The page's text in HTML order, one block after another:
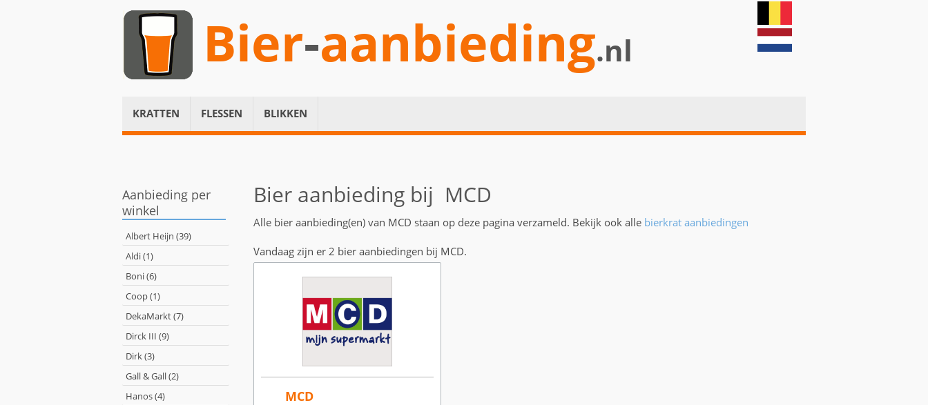
Bier-aanbieding.nl
KRATTEN FLESSEN BLIKKEN
Aanbieding per
winkel
Albert Heijn (39)
Aldi (1)
Boni (6)
Coop (1)
DekaMarkt (7)
Dirck III (9)
Dirk (3)
Gall & Gall (2)
Hanos (4)
Bier aanbieding bij MCD
Alle bier aanbieding(en) van MCD staan op deze pagina verzameld. Bekijk ook alle bierkrat aanbiedingen
Vandaag zijn er 2 bier aanbiedingen bij MCD.
MCD